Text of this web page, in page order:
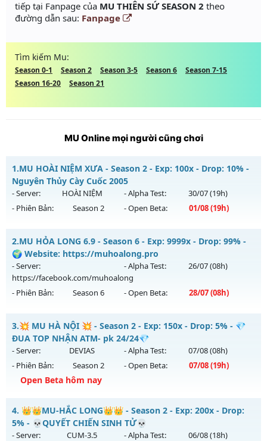
tiếp tại Fanpage của MU THIÊN SỨ SEASON 2 theo
đường dẫn sau: Fanpage
Tìm kiếm Mu:
Season 0-1 Season 2 Season 3-5 Season 6
Season 7-15
Season 16-20
Season 21
MU Online mọi người cũng chơi
1.MU HOÀI NIỆM XƯA - Season 2 - Exp: 100x - Drop: 10% -
Nguyên Thủy Cày Cuốc 2005
- Server: HOÀI NIỆM - Alpha Test: 30/07(19h)
- Phiên Bản:
Season 2 - Open Beta: 01/08(19h)
MU HOÀI NIỆM XƯA - Nguyên Thủy Cày Cuốc 2005
Mu mới ra tháng 08 2026 - Mở máy chủ
ngày 01/08/2626
Exp: 100x - Drop: 10%
Thể loại: Mu Nguyên bản Webzen
Antihack: Phiên bản mới nhất
2.MU HỎA LONG 6.9 - Season 6 - Exp: 9999x - Drop: 99% -
🌍 Website: https://muhoalong.pro
- Server:
https://facebook.com/muhoalong
- Alpha Test: 26/07(08h)
- Phiên Bản: Season 6 - Open Beta: 28/07(08h)
MU HỎA LONG 6.9 - 🌍 Website: https://muhoalong.pro
Mu mới ra tháng 07 2026 - Mở máy chủ
https://facebook.com/muhoalongvào 08h ngày
28/07/2626
Exp: 9999x - Drop: 99%
Thể loại: Mu Nguyên bản Webzen
Antihack: Xshiel
3.💥 MU HÀ NỘI 💥 - Season 2 - Exp: 150x - Drop: 5% - 💎
ĐUA TOP NHẬN ATM- pk 24/24💎
- Server: DEVIAS - Alpha Test: 07/08(08h)
- Phiên Bản:
Season 2 - Open Beta: 07/08(19h)
Open Beta hôm nay
💥 MU HÀ NỘI 💥 - 💎 ĐUA TOP NHẬN ATM- pk 24/24💎
Mu mới ra tháng 08 2026 - Mở máy chủ
ngày 07/08/2626
4. 👑👑MU-HẮC LONG👑👑 - Season 2 - Exp: 200x - Drop:
5% - 💀QUYẾT CHIẾN SINH TỬ💀
- Server: CUM-3.5 - Alpha Test: 06/08(18h)